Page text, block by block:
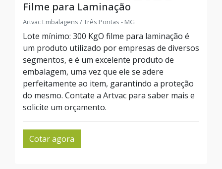
Filme para Laminação
Artvac Embalagens / Três Pontas - MG
Lote mínimo: 300 KgO filme para laminação é
um produto utilizado por empresas de diversos
segmentos, e é um excelente produto de
embalagem, uma vez que ele se adere
perfeitamente ao item, garantindo a proteção
do mesmo. Contate a Artvac para saber mais e
solicite um orçamento.
Cotar agora